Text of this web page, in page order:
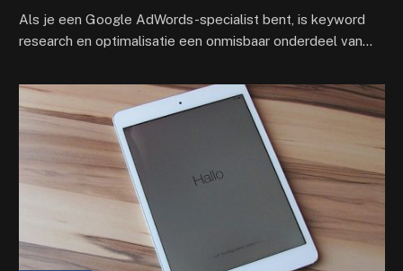
Als je een Google AdWords-specialist bent, is keyword
research en optimalisatie een onmisbaar onderdeel van…